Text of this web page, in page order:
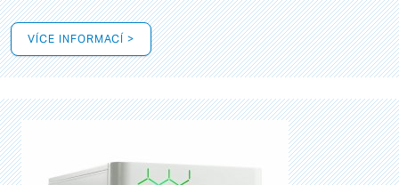
VÍCE INFORMACÍ >